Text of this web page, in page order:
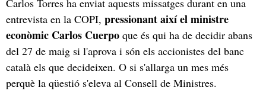
entrevista en la COPI, pressionant així el ministre
econòmic Carlos Cuerpo que és qui ha de decidir abans
del 27 de maig si l'aprova i són els accionistes del banc
català els que decideixen. O si s'allarga un mes més
perquè la qüestió s'eleva al Consell de Ministres.